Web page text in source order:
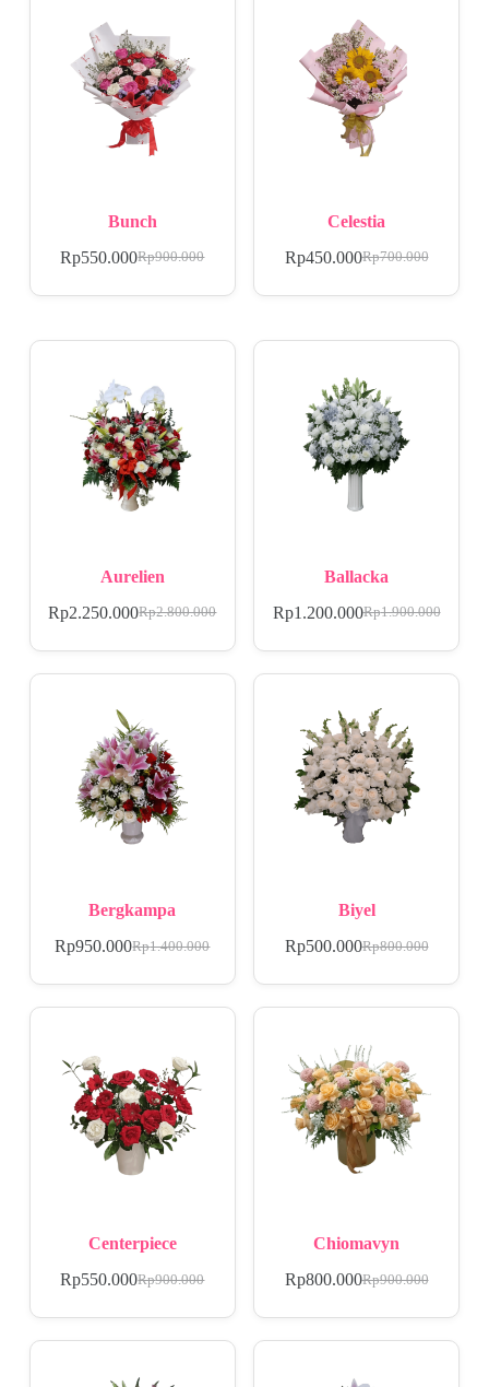
Bunch
Rp900.000
Rp550.000
Celestia
Rp700.000
Rp450.000
Aurelien
Rp2.800.000
Rp2.250.000
Ballacka
Rp1.900.000
Rp1.200.000
Bergkampa
Rp1.400.000
Rp950.000
Biyel
Rp800.000
Rp500.000
Centerpiece
Rp900.000
Rp550.000
Chiomavyn
Rp900.000
Rp800.000